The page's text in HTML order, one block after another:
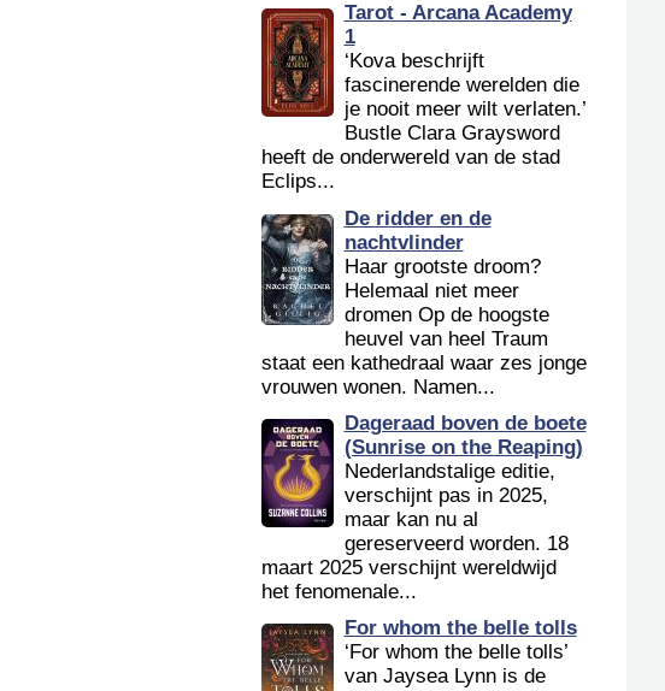
Tarot - Arcana Academy
1
‘Kova beschrijft
fascinerende werelden die
je nooit meer wilt verlaten.’
Bustle Clara Graysword
heeft de onderwereld van de stad
Eclips...
De ridder en de
nachtvlinder
Haar grootste droom?
Helemaal niet meer
dromen Op de hoogste
heuvel van heel Traum
staat een kathedraal waar zes jonge
vrouwen wonen. Namen...
Dageraad boven de boete
(Sunrise on the Reaping)
Nederlandstalige editie,
verschijnt pas in 2025,
maar kan nu al
gereserveerd worden. 18
maart 2025 verschijnt wereldwijd
het fenomenale...
For whom the belle tolls
‘For whom the belle tolls’
van Jaysea Lynn is de